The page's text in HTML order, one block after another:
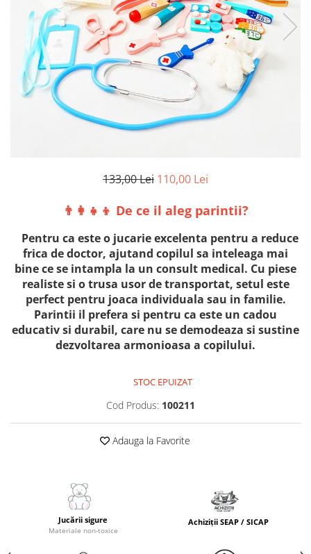
2–3 ani
3–4 ani
4–6 ani
6–8 ani
Jucarii sub 59 lei
Carti & Activitati pentru Copii
Camera Copilului
Balansoare & Covorase de Joaca
Carusele & Jucarii pentru Patut
Corturi & Spatii de Joaca
Depozitare & Organizare Jucarii
Masinute Electrice
Role si Skateboard
Jucarii pentru Plaja
Jucarii Educative & Invatare
Jucarii Interactive & Sensoriale
133,00 Lei 110,00 Lei
👨‍👩‍👧‍👦 De ce il aleg parintii?
Pentru ca este o jucarie excelenta pentru a reduce
frica de doctor, ajutand copilul sa inteleaga mai
bine ce se intampla la un consult medical. Cu piese
realiste si o trusa usor de transportat, setul este
perfect pentru joaca individuala sau in familie.
Parintii il prefera si pentru ca este un cadou
educativ si durabil, care nu se demodeaza si sustine
dezvoltarea armonioasa a copilului.
STOC EPUIZAT
Cod Produs: 100211
Adauga la Favorite
Jucării sigure
Materiale non-toxice
Achiziții SEAP / SICAP